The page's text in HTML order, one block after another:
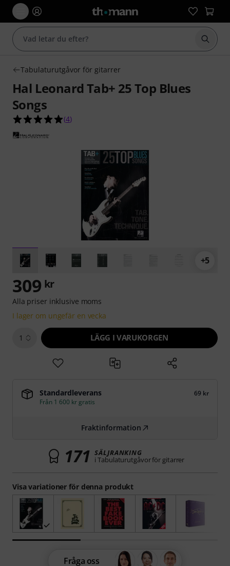
Börja
Tabulaturutgåvor för gitarrer
Hal Leonard Tab+ 25 Top Blues
Songs
5.0 av 5 stjärnor från 4 kundbetyg
(4)
+5
Visa variationer för denna produkt
309 kr
Alla priser inklusive moms
I lager om ungefär en vecka
1 LÄGG I VARUKORGEN
Standardleverans
69 kr
Från 1 600 kr gratis
Fraktinformation
171 SÄLJRANKING
i Tabulaturutgåvor för gitarrer
Fråga oss